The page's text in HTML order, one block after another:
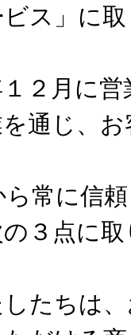
ス」に
１２月に
通じ、
常に信
の３点に
したちは